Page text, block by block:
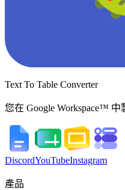
Text To Table Converter
您在 Google Workspace™
DiscordYouTubeInstagram
產品